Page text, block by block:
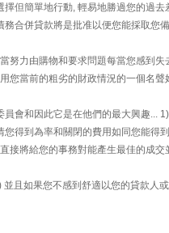
但簡單地行動, 輕易地勝過您的過
合併貸款將是批准以便您能採取您
努力由購物和要求問題每當您感到
您當前的粗劣的財政情況的一個名聲
會和因此它是在他們的最大興趣...
得到為率和關閉的費用如同您能得
接將給您的事務對能產生最佳的成交
且如果您不感到舒適以您的貸款人